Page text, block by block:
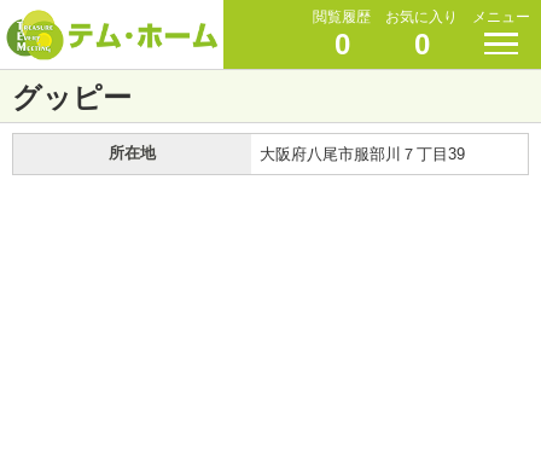
閲覧履歴
0
お気に入り
0
メニュー
グッピー
所在地 大阪府八尾市服部川７丁目39